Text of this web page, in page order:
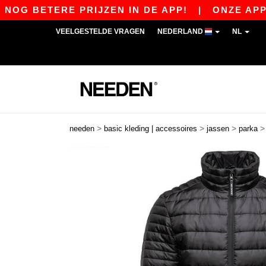
BETERE PRIJZEN IN DE APP!| ONZE APP IS
VEELGESTELDE VRAGEN NEDERLAND NL
needen > basic kleding | accessoires > jassen > parka >